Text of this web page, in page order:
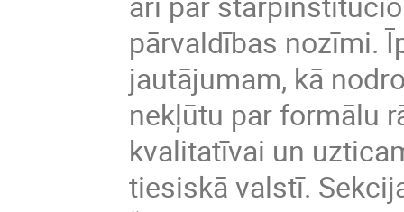
pārvaldības nozīmi.
jautājumam, kā
nekļūtu par formālu
kvalitatīvai un
tiesiskā valstī.